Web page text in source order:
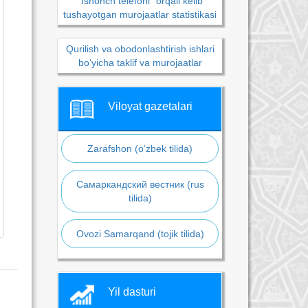
tushayotgan murojaatlar statistikasi
Qurilish va obodonlashtirish ishlari
bo‘yicha taklif va murojaatlar
Viloyat gazetalari
Zarafshon (o‘zbek tilida)
Самаркандский вестник (rus
tilida)
Ovozi Samarqand (tojik tilida)
Yil dasturi